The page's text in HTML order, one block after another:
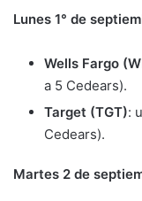
Lunes 1° de
Wells Fargo
a 5 Cedears).
Target (TGT):
Cedears).
Martes 2 de